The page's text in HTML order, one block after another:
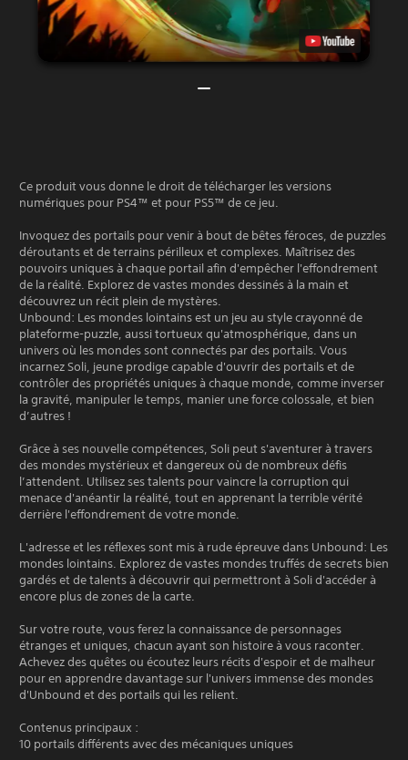
Ce produit vous donne le droit de télécharger les versions
numériques pour PS4™ et pour PS5™ de ce jeu.
Invoquez des portails pour venir à bout de bêtes féroces, de puzzles
déroutants et de terrains périlleux et complexes. Maîtrisez des
pouvoirs uniques à chaque portail afin d'empêcher l'effondrement
de la réalité. Explorez de vastes mondes dessinés à la main et
découvrez un récit plein de mystères.
Unbound: Les mondes lointains est un jeu au style crayonné de
plateforme-puzzle, aussi tortueux qu'atmosphérique, dans un
univers où les mondes sont connectés par des portails. Vous
incarnez Soli, jeune prodige capable d'ouvrir des portails et de
contrôler des propriétés uniques à chaque monde, comme inverser
la gravité, manipuler le temps, manier une force colossale, et bien
d’autres !
Grâce à ses nouvelle compétences, Soli peut s'aventurer à travers
des mondes mystérieux et dangereux où de nombreux défis
l’attendent. Utilisez ses talents pour vaincre la corruption qui
menace d'anéantir la réalité, tout en apprenant la terrible vérité
derrière l'effondrement de votre monde.
L'adresse et les réflexes sont mis à rude épreuve dans Unbound: Les
mondes lointains. Explorez de vastes mondes truffés de secrets bien
gardés et de talents à découvrir qui permettront à Soli d'accéder à
encore plus de zones de la carte.
Sur votre route, vous ferez la connaissance de personnages
étranges et uniques, chacun ayant son histoire à vous raconter.
Achevez des quêtes ou écoutez leurs récits d'espoir et de malheur
pour en apprendre davantage sur l'univers immense des mondes
d'Unbound et des portails qui les relient.
Contenus principaux :
10 portails différents avec des mécaniques uniques